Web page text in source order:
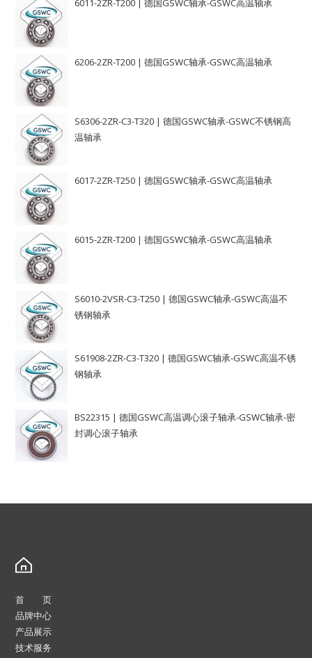
6011-2ZR-T200 | 德国GSWC轴承-GSWC高温轴承
6206-2ZR-T200 | 德国GSWC轴承-GSWC高温轴承
S6306-2ZR-C3-T320 | 德国GSWC轴承-GSWC不锈钢高
温轴承
6017-2ZR-T250 | 德国GSWC轴承-GSWC高温轴承
6015-2ZR-T200 | 德国GSWC轴承-GSWC高温轴承
S6010-2VSR-C3-T250 | 德国GSWC轴承-GSWC高温不
锈钢轴承
S61908-2ZR-C3-T320 | 德国GSWC轴承-GSWC高温不锈
钢轴承
BS22315 | 德国GSWC高温调心滚子轴承-GSWC轴承-密
封调心滚子轴承
首 页
品牌中心
产品展示
技术服务